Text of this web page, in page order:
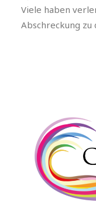
Viele haben
Abschreckung zu